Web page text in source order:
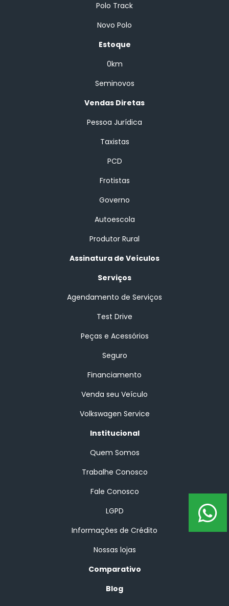
Polo Track
Novo Polo
Estoque
0km
Seminovos
Vendas Diretas
Pessoa Jurídica
Taxistas
PCD
Frotistas
Governo
Autoescola
Produtor Rural
Assinatura de Veículos
Serviços
Agendamento de Serviços
Test Drive
Peças e Acessórios
Seguro
Financiamento
Venda seu Veículo
Volkswagen Service
Institucional
Quem Somos
Trabalhe Conosco
Fale Conosco
LGPD
Informações de Crédito
Nossas lojas
Comparativo
Blog